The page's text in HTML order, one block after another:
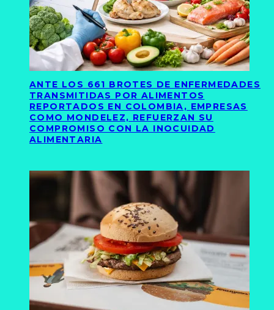
ANTE LOS 661 BROTES DE ENFERMEDADES
TRANSMITIDAS POR ALIMENTOS
REPORTADOS EN COLOMBIA, EMPRESAS
COMO MONDELEZ, REFUERZAN SU
COMPROMISO CON LA INOCUIDAD
ALIMENTARIA